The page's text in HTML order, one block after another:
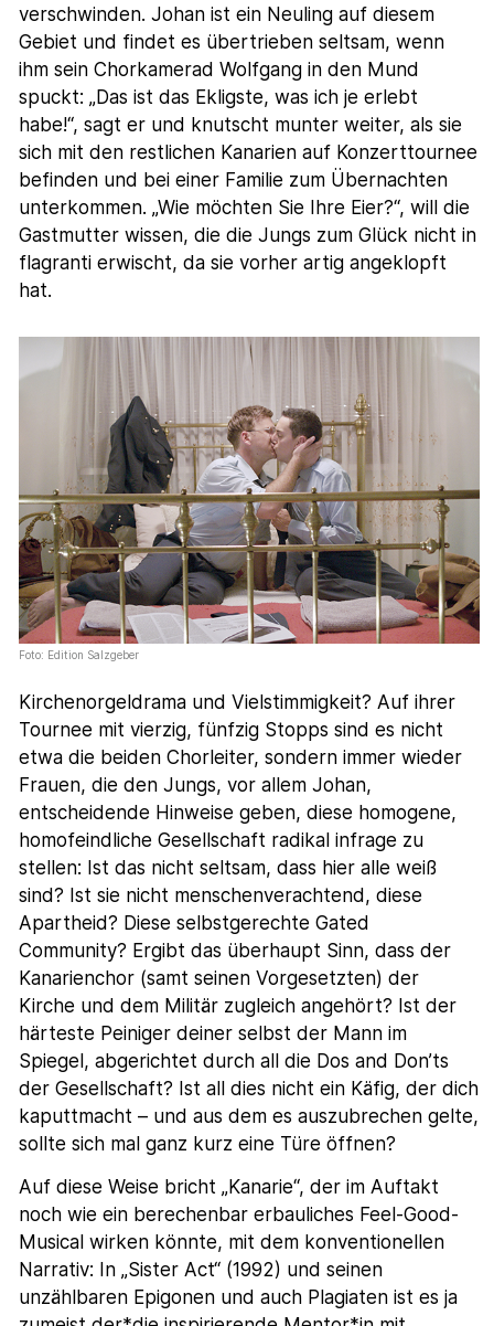
verschwinden. Johan ist ein Neuling auf diesem
Gebiet und findet es übertrieben seltsam, wenn
ihm sein Chorkamerad Wolfgang in den Mund
spuckt: „Das ist das Ekligste, was ich je erlebt
habe!“, sagt er und knutscht munter weiter, als sie
sich mit den restlichen Kanarien auf Konzerttournee
befinden und bei einer Familie zum Übernachten
unterkommen. „Wie möchten Sie Ihre Eier?“, will die
Gastmutter wissen, die die Jungs zum Glück nicht in
flagranti erwischt, da sie vorher artig angeklopft
hat.
Foto: Edition Salzgeber
Kirchenorgeldrama und Vielstimmigkeit? Auf ihrer
Tournee mit vierzig, fünfzig Stopps sind es nicht
etwa die beiden Chorleiter, sondern immer wieder
Frauen, die den Jungs, vor allem Johan,
entscheidende Hinweise geben, diese homogene,
homofeindliche Gesellschaft radikal infrage zu
stellen: Ist das nicht seltsam, dass hier alle weiß
sind? Ist sie nicht menschenverachtend, diese
Apartheid? Diese selbstgerechte Gated
Community? Ergibt das überhaupt Sinn, dass der
Kanarienchor (samt seinen Vorgesetzten) der
Kirche und dem Militär zugleich angehört? Ist der
härteste Peiniger deiner selbst der Mann im
Spiegel, abgerichtet durch all die Dos and Don’ts
der Gesellschaft? Ist all dies nicht ein Käfig, der dich
kaputtmacht – und aus dem es auszubrechen gelte,
sollte sich mal ganz kurz eine Türe öffnen?
Auf diese Weise bricht „Kanarie“, der im Auftakt
noch wie ein berechenbar erbauliches Feel-Good-
Musical wirken könnte, mit dem konventionellen
Narrativ: In „Sister Act“ (1992) und seinen
unzählbaren Epigonen und auch Plagiaten ist es ja